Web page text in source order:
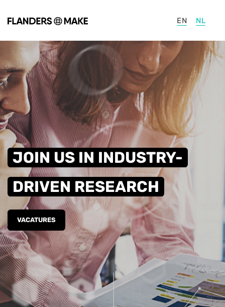
EN NL
JOIN US IN INDUSTRY-
DRIVEN RESEARCH
VACATURES